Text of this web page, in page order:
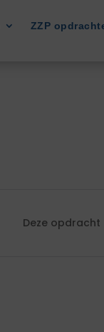
ZZP
Deze opdracht